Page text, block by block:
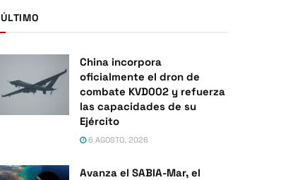
China incorpora
oficialmente el dron de
combate KVD002 y refuerza
las capacidades de su
Ejército
6 AGOSTO, 2026
Avanza el SABIA-Mar, el